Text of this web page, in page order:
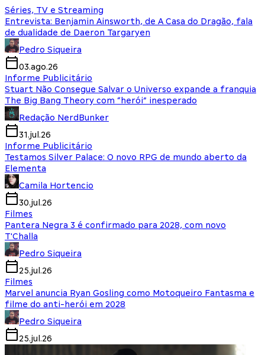
Séries, TV e Streaming
Entrevista: Benjamin Ainsworth, de A Casa do Dragão, fala
de dualidade de Daeron Targaryen
Pedro Siqueira
03.ago.26
Informe Publicitário
Stuart Não Consegue Salvar o Universo expande a franquia
The Big Bang Theory com “herói” inesperado
Redação NerdBunker
31.jul.26
Informe Publicitário
Testamos Silver Palace: O novo RPG de mundo aberto da
Elementa
Camila Hortencio
30.jul.26
Filmes
Pantera Negra 3 é confirmado para 2028, com novo
T'Challa
Pedro Siqueira
25.jul.26
Filmes
Marvel anuncia Ryan Gosling como Motoqueiro Fantasma e
filme do anti-herói em 2028
Pedro Siqueira
25.jul.26